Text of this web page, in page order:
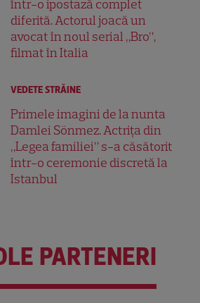
într-o ipostază complet
diferită. Actorul joacă un
avocat în noul serial „Bro”,
filmat în Italia
VEDETE STRĂINE
Primele imagini de la nunta
Damlei Sönmez. Actrița din
„Legea familiei” s-a căsătorit
într-o ceremonie discretă la
Istanbul
PARTENERI